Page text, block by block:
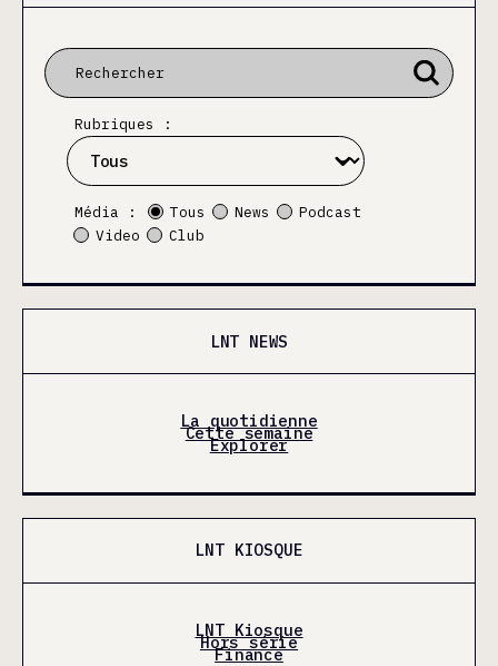
Rubriques :
Média : Tous News
Podcast
Video
Club
LNT NEWS
La quotidienne
Cette semaine
Explorer
LNT KIOSQUE
LNT Kiosque
Hors série
Finance